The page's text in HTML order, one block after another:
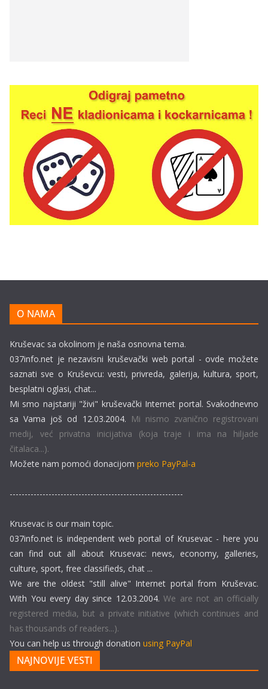
O NAMA
Kruševac sa okolinom je naša osnovna tema.
037info.net je nezavisni kruševački web portal - ovde možete
saznati sve o Kruševcu: vesti, privreda, galerija, kultura, sport,
besplatni oglasi, chat...
Mi smo najstariji "živi" kruševački Internet portal. Svakodnevno
sa Vama još od 12.03.2004. Mi nismo zvanično registrovani
medij, već privatna inicijativa (koja traje i ima na hiljade
čitalaca...).
Možete nam pomoći donacijom preko PayPal-a
----------------------------------------------------------
Krusevac is our main topic.
037info.net is independent web portal of Krusevac - here you
can find out all about Krusevac: news, economy, galleries,
culture, sport, free classifieds, chat ...
We are the oldest "still alive" Internet portal from Kruševac.
With You every day since 12.03.2004. We are not an officially
registered media, but a private initiative (which continues and
has thousands of readers...).
You can help us through donation using PayPal
NAJNOVIJE VESTI